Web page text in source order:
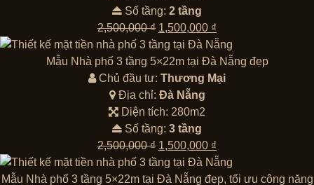
Số tầng: 2 tầng
2,500,000₫ Giá
gốc
là:
2,500,000 ₫.
1,500,000 ₫
hiện
tại
là:
Mẫu Nhà phố 3 tầng 5×22m tại Đà Nẵng đẹp
Chủ đầu tư: Thương Mại
Địa chỉ: Đà Nẵng
Diện tích: 280m2
Số tầng: 3 tầng
2,500,000₫ Giá
gốc
là:
1,500,000 ₫
hiện
tại
Mẫu Nhà phố 3 tầng 5×22m tại Đà Nẵng đẹp, tối ưu công năng